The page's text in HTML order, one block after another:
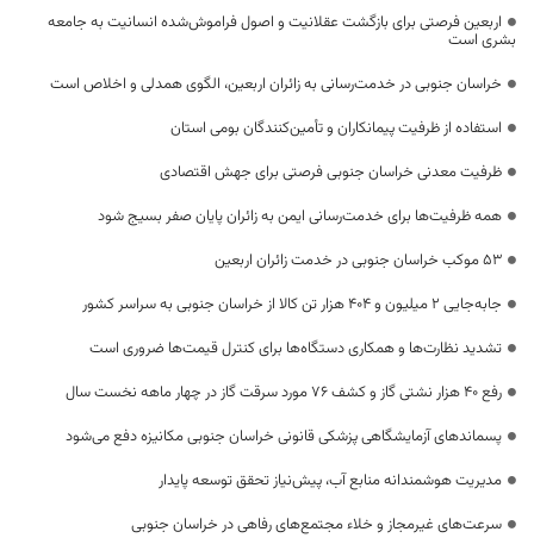
اربعین فرصتی برای بازگشت عقلانیت و اصول فراموش‌شده انسانیت به جامعه
بشری است
خراسان جنوبی در خدمت‌رسانی به زائران اربعین، الگوی همدلی و اخلاص است
استفاده از ظرفیت پیمانکاران و تأمین‌کنندگان بومی استان
ظرفیت معدنی خراسان جنوبی فرصتی برای جهش اقتصادی
همه ظرفیت‌ها برای خدمت‌رسانی ایمن به زائران پایان صفر بسیج شود
53 موکب خراسان جنوبی در خدمت زائران اربعین
جابه‌جایی 2 میلیون و 404 هزار تن کالا از خراسان جنوبی به سراسر کشور
تشدید نظارت‌ها و همکاری دستگاه‌ها برای کنترل قیمت‌ها ضروری است
رفع 40 هزار نشتی گاز و کشف 76 مورد سرقت گاز در چهار ماهه نخست سال
پسماندهای آزمایشگاهی پزشکی قانونی خراسان جنوبی مکانیزه دفع می‌شود
مدیریت هوشمندانه منابع آب، پیش‌نیاز تحقق توسعه پایدار
سرعت‌های غیرمجاز و خلاء مجتمع‌های رفاهی در خراسان جنوبی